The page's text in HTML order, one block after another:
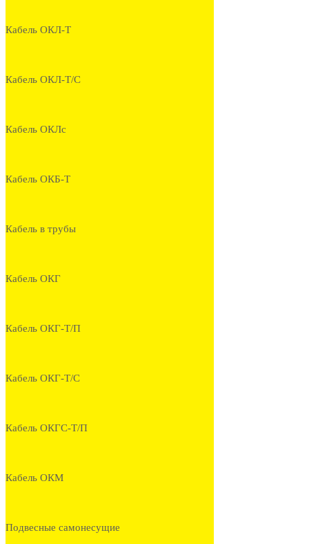
Кабель ОКЛ-Т
Кабель ОКЛ-Т/С
Кабель ОКЛс
Кабель ОКБ-Т
Кабель в трубы
Кабель ОКГ
Кабель ОКГ-Т/П
Кабель ОКГ-Т/С
Кабель ОКГС-Т/П
Кабель ОКМ
Подвесные самонесущие